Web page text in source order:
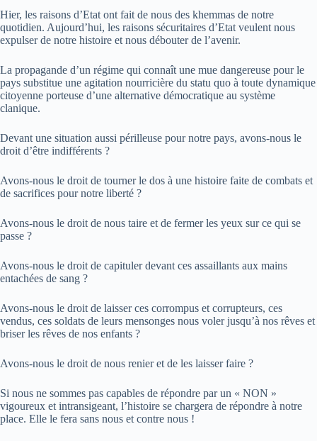
Hier, les raisons d’Etat ont fait de nous des khemmas de notre
quotidien. Aujourd’hui, les raisons sécuritaires d’Etat veulent nous
expulser de notre histoire et nous débouter de l’avenir.
La propagande d’un régime qui connaît une mue dangereuse pour le
pays substitue une agitation nourricière du statu quo à toute dynamique
citoyenne porteuse d’une alternative démocratique au système
clanique.
Devant une situation aussi périlleuse pour notre pays, avons-nous le
droit d’être indifférents ?
Avons-nous le droit de tourner le dos à une histoire faite de combats et
de sacrifices pour notre liberté ?
Avons-nous le droit de nous taire et de fermer les yeux sur ce qui se
passe ?
Avons-nous le droit de capituler devant ces assaillants aux mains
entachées de sang ?
Avons-nous le droit de laisser ces corrompus et corrupteurs, ces
vendus, ces soldats de leurs mensonges nous voler jusqu’à nos rêves et
briser les rêves de nos enfants ?
Avons-nous le droit de nous renier et de les laisser faire ?
Si nous ne sommes pas capables de répondre par un « NON »
vigoureux et intransigeant, l’histoire se chargera de répondre à notre
place. Elle le fera sans nous et contre nous !